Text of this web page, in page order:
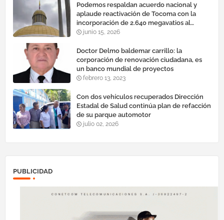
Podemos respaldan acuerdo nacional y
aplaude reactivación de Tocoma con la
incorporación de 2.640 megavatios al
sistema eléctrico nacional
junio 15, 2026
Doctor Delmo baldemar carrillo: la
corporación de renovación ciudadana, es
un banco mundial de proyectos
febrero 13, 2023
Con dos vehículos recuperados Dirección
Estadal de Salud continúa plan de refacción
de su parque automotor ‎
julio 02, 2026
PUBLICIDAD